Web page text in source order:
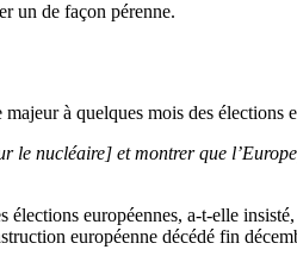
un de façon pérenne.
à quelques mois des élections
le nucléaire] et montrer que
élections européennes, a-t-elle
européenne décédé fin